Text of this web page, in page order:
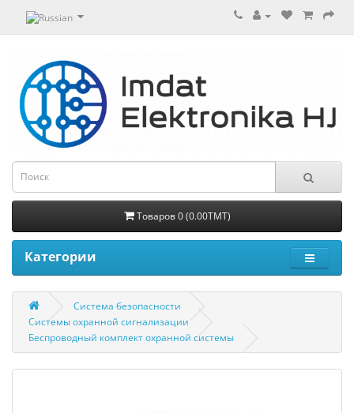
Товаров 0 (0.00TMT)
Категории
Система безопасности
Системы охранной сигнализации
Беспроводный комплект охранной системы